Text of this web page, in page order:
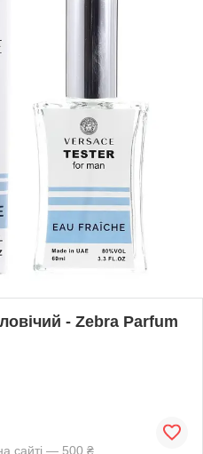
- Zebra Parfum
сайті — 500 ₴